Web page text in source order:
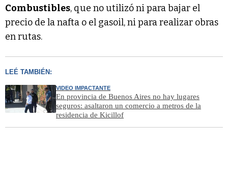
Combustibles, que no utilizó ni para bajar el
precio de la nafta o el gasoil, ni para realizar obras
en rutas.
LEÉ TAMBIÉN:
VIDEO IMPACTANTE
En provincia de Buenos Aires no hay lugares
seguros: asaltaron un comercio a metros de la
residencia de Kicillof